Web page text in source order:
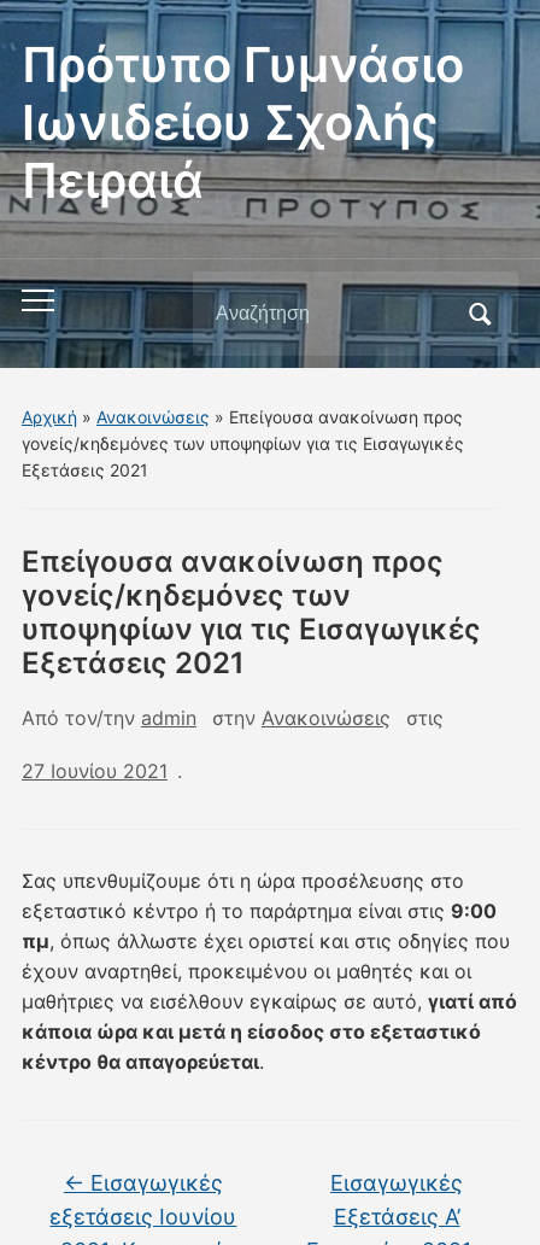
Πρότυπο Γυμνάσιο
Ιωνιδείου Σχολής
Πειραιά
Εναλλαγή
του
μενού
για
κινητά
Αναζήτηση
για:
Αρχική» Ανακοινώσεις » Επείγουσα ανακοίνωση προς
γονείς/κηδεμόνες των υποψηφίων για τις Εισαγωγικές
Εξετάσεις 2021
Επείγουσα ανακοίνωση προς
γονείς/κηδεμόνες των
υποψηφίων για τις Εισαγωγικές
Εξετάσεις 2021
Από τον/την admin στην Ανακοινώσεις στις
27 Ιουνίου 2021 .
Σας υπενθυμίζουμε ότι η ώρα προσέλευσης στο
εξεταστικό κέντρο ή το παράρτημα είναι στις 9:00
πμ, όπως άλλωστε έχει οριστεί και στις οδηγίες που
έχουν αναρτηθεί, προκειμένου οι μαθητές και οι
μαθήτριες να εισέλθουν εγκαίρως σε αυτό, γιατί από
κάποια ώρα και μετά η είσοδος στο εξεταστικό
κέντρο θα απαγορεύεται.
← Εισαγωγικές
εξετάσεις Ιουνίου
Εισαγωγικές
Εξετάσεις Α’